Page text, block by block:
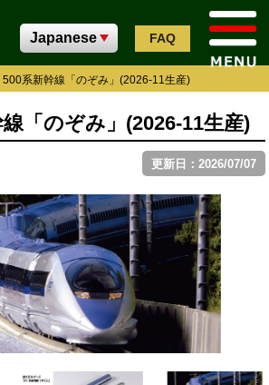
FAQ
500系新幹線「のぞみ」(2026-11生産)
「のぞみ」(2026-11生産)
更新日：2026/07/07